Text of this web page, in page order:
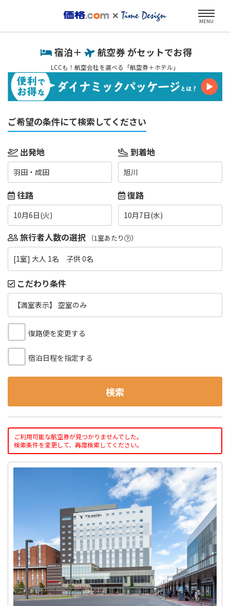
MENU
宿泊＋ 航空券 がセットでお得
LCCも！航空会社を選べる「航空券＋ホテル」
ご希望の条件にて検索してください
出発地
羽田・成田
到着地
旭川
往路
10月6日(火)
復路
10月7日(水)
旅行者人数の選択 （1室あたり ）
[1室] 大人 1名 子供 0名
こだわり条件
【満室表示】 空室のみ
復路便を変更する
宿泊日程を指定する
検索
ご利用可能な航空券が見つかりませんでした。
検索条件を変更して、再度検索してください。